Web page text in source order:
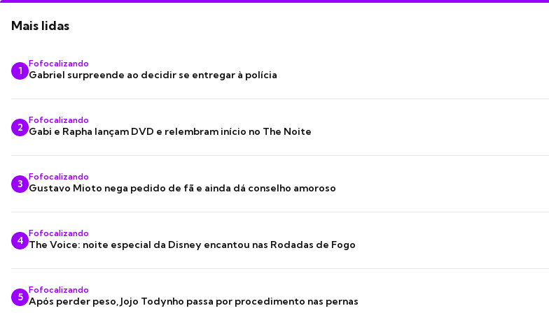
Mais lidas
1
Fofocalizando
Gabriel surpreende ao decidir se entregar à polícia
2
Fofocalizando
Gabi e Rapha lançam DVD e relembram início no The Noite
3
Fofocalizando
Gustavo Mioto nega pedido de fã e ainda dá conselho amoroso
4
Fofocalizando
The Voice: noite especial da Disney encantou nas Rodadas de Fogo
5
Fofocalizando
Após perder peso, Jojo Todynho passa por procedimento nas pernas